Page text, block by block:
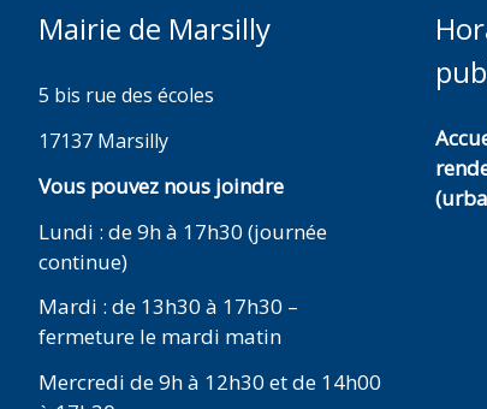
Mairie de Marsilly
5 bis rue des écoles
17137 Marsilly
Vous pouvez nous joindre
Lundi : de 9h à 17h30 (journée
continue)
Mardi : de 13h30 à 17h30 –
fermeture le mardi matin
Mercredi de 9h à 12h30 et de 14h00